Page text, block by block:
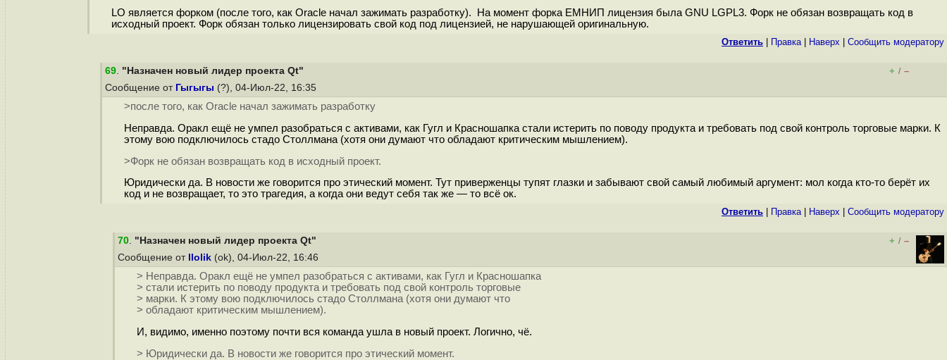
LO является форком (после того, как Oracle начал зажимать разработку). На момент форка ЕМНИП лицензия была GNU LGPL3. Форк не обязан возвращать код в
исходный проект. Форк обязан только лицензировать свой код под лицензией, не нарушающей оригинальную.
Ответить Правка| Наверх Cообщить модератору
69. "Назначен новый лидер проекта Qt" + / –
Сообщение от Гыгыгы (?), 04-Июл-22, 16:35
>после того, как Oracle начал зажимать разработку
Неправда. Оракл ещё не умпел разобраться с активами, как Гугл и Красношапка стали истерить по поводу продукта и требовать под свой контроль торговые марки. К
этому вою подключилось стадо Столлмана (хотя они думают что обладают критическим мышлением).
>Форк не обязан возвращать код в исходный проект.
Юридически да. В новости же говорится про этический момент. Тут приверженцы тупят глазки и забывают свой самый любимый аргумент: мол когда кто-то берёт их
код и не возвращает, то это трагедия, а когда они ведут себя так же — то всё ок.
Ответить Правка| Наверх Cообщить модератору
70. "Назначен новый лидер проекта Qt" + / –
Сообщение от
llolik (ok), 04-Июл-22, 16:46
> Неправда. Оракл ещё не умпел разобраться с активами, как Гугл и Красношапка
> стали истерить по поводу продукта и требовать под свой контроль торговые
> марки. К этому вою подключилось стадо Столлмана (хотя они думают что
> обладают критическим мышлением).
И, видимо, именно поэтому почти вся команда ушла в новый проект. Логично, чё.
> Юридически да. В новости же говорится про этический момент.